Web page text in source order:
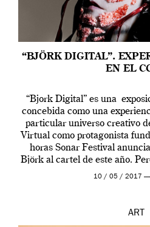
“BJÖRK DIGITAL”.
EN EL
“Bjork Digital” es una
concebida como una
particular universo creativo
Virtual como protagonista
horas Sonar Festival
Björk al cartel de este año.
en una de las10 / 05 / 2017 —
ART